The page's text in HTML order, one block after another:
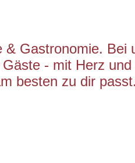
& Gastronomie. Bei
- mit Herz und
besten zu dir passt.